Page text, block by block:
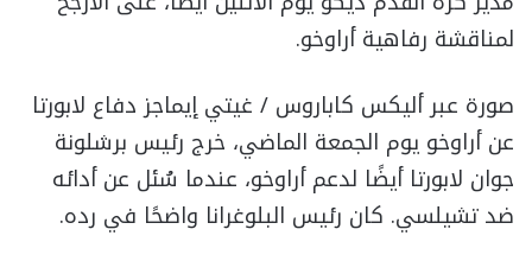
لمناقشة رفاهية أراوخو.
صورة عبر أليكس كاباروس / غيتي إيماجز دفاع لابورتا
عن أراوخو يوم الجمعة الماضي، خرج رئيس برشلونة
جوان لابورتا أيضًا لدعم أراوخو، عندما سُئل عن أدائه
ضد تشيلسي. كان رئيس البلوغرانا واضحًا في رده.